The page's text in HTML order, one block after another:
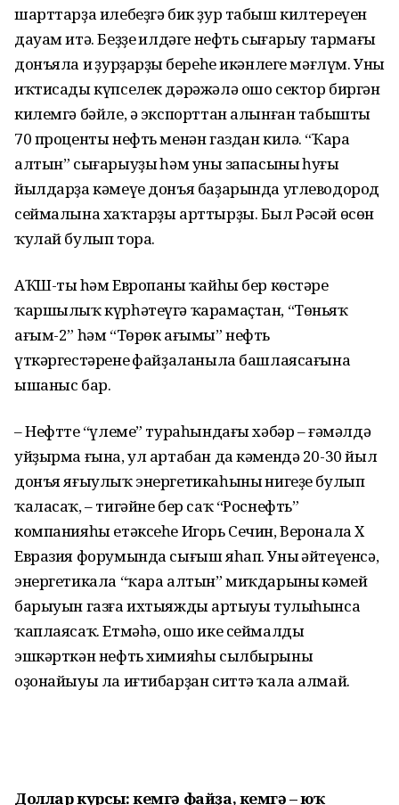
шарттарҙа илебеҙгә бик ҙур табыш килтереүен
дауам итә. Беҙҙең илдәге нефть сығарыу тармағы
донъяла иң ҙурҙарҙың береһе икәнлеге мәғлүм. Уның
иҡтисады күпселек дәрәжәлә ошо сектор биргән
килемгә бәйле, ә экспорттан алынған табыштың
70 проценты нефть менән газдан килә. “Ҡара
алтын” сығарыуҙың һәм уның запасының һуңғы
йылдарҙа кәмеүе донъя баҙарында углеводород
сеймалына хаҡтарҙы арттырҙы. Был Рәсәй өсөн
ҡулай булып тора.
АҠШ-тың һәм Европаның ҡайһы бер көстәре
ҡаршылыҡ күрһәтеүгә ҡарамаҫтан, “Төньяҡ
ағым-2” һәм “Төрөк ағымы” нефть
үткәргестәренең файҙаланыла башлая­сағына
ышаныс бар.
– Нефттең “үлеме” тураһындағы хәбәр – ғәмәлдә
уйҙырма ғына, ул артабан да кәмендә 20-30 йыл
донъя яғыулыҡ энергетикаһының нигеҙе булып
ҡаласаҡ, – тигәйне бер саҡ “Роснефть”
компанияһы етәксеһе Игорь Сечин, Веронала Х
Евразия форумында сығыш яһап. Уның әйтеүенсә,
энергетикала “ҡара алтын” миҡдарының кәмей
барыуын газға ихтыяждың артыуы тулыһынса
ҡаплаясаҡ. Етмәһә, ошо ике сеймалды
эшкәрткән нефть химияһы сылбырының
оҙонайыуы ла иғтибарҙан ситтә ҡала алмай.
Доллар курсы: кемгә файҙа, кемгә – юҡ